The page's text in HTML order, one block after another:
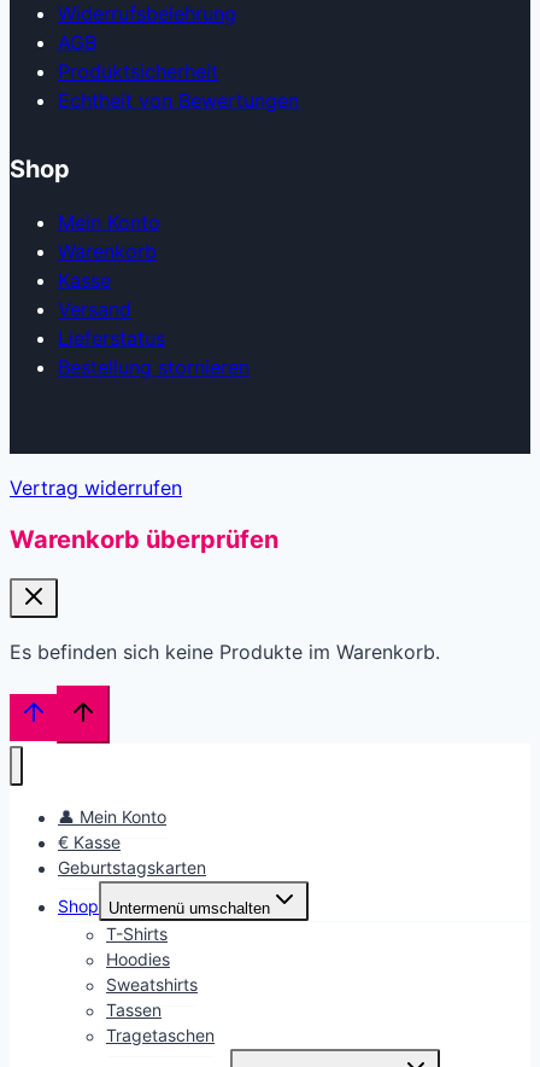
Widerrufsbelehrung
AGB
Produkt­sicherheit
Echtheit von Bewertungen
Shop
Mein Konto
Warenkorb
Kasse
Versand
Lieferstatus
Bestellung stornieren
Vertrag widerrufen
Warenkorb überprüfen
Es befinden sich keine Produkte im Warenkorb.
👤 Mein Konto
€ Kasse
Geburtstagskarten
Shop
Untermenü umschalten
T-Shirts
Hoodies
Sweatshirts
Tassen
Tragetaschen